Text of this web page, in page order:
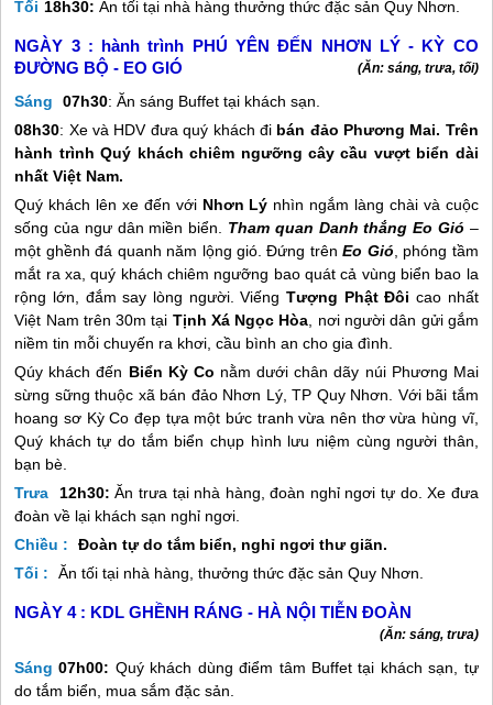
Tối 18h30: Ăn tối tại nhà hàng thưởng thức đặc sảnQuy Nhơn
NGÀY 3 : hành trình PHÚ YÊN ĐẾN NHƠN LÝ - KỲ CO
ĐƯỜNG BỘ - EO GIÓ
(Ăn: sáng, trưa, tối)
Sáng 07h30: Ăn sáng Buffet tại khách sạn.
08h30: Xe và HDV đưa quý khách đi bán đảo Phương Mai. Trên
hành trình Quý khách chiêm ngưỡng cây cầu vượt biển dài
nhất Việt Nam.
Quý khách lên xe đến với Nhơn Lý nhìn ngắm làng chài và cuộc
sống của ngư dân miền biển. Tham quan Danh thắng Eo Gió –
một ghềnh đá quanh năm lộng gió. Đứng trênEo Gió , phóng tầm
mắt ra xa, quý khách chiêm ngưỡng bao quát cả vùng biển bao la
rộng lớn, đắm say lòng người. ViếngTượng Phật Đôi cao nhất
Việt Nam trên 30m tại Tịnh Xá Ngọc Hòa , nơi người dân gửi gắm
niềm tin mỗi chuyến ra khơi, cầu bình an cho gia đình.
Qúy khách đến Biển Kỳ Co nằm dưới chân dãy núi Phương Mai
sừng sững thuộc xã bán đảo Nhơn Lý, TP Quy Nhơn . Với bãi tắm
hoang sơ Kỳ Co đẹp tựa một bức tranh vừa nên thơ vừa hùng vĩ,
Quý khách tự do tắm biển chụp hình lưu niệm cùng người thân,
bạn bè.
Trưa
12h30: Ăn trưa tại nhà hàng, đoàn nghỉ ngơi tự do. Xe đưa
đoàn về lại khách sạn nghỉ ngơi.
Chiều :
Đoàn tự do tắm biển, nghỉ ngơi thư giãn.
Tối :
Ăn tối tại nhà hàng, thưởng thức đặc sảnQuy Nhơn
NGÀY 4 : KDL GHỀNH RÁNG - HÀ NỘI TIỄN ĐOÀN
(Ăn: sáng, trưa)
Sáng 07h00: Quý khách dùng điểm tâm Buffet tại khách sạn, tự
do tắm biển, mua sắm đặc sản.